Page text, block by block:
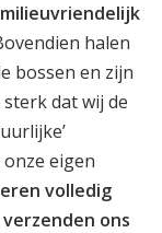
milieuvriendelijk
halen
bossen en zijn
dat wij de
eigen
volledig
ons